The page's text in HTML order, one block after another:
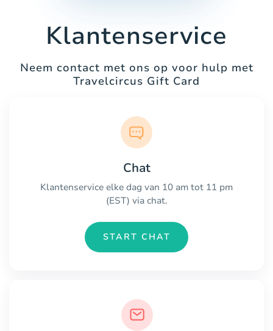
Klantenservice
Neem contact met ons op voor hulp met
Travelcircus Gift Card
Chat
Klantenservice elke dag van 10 am tot 11 pm
(EST) via chat.
START CHAT